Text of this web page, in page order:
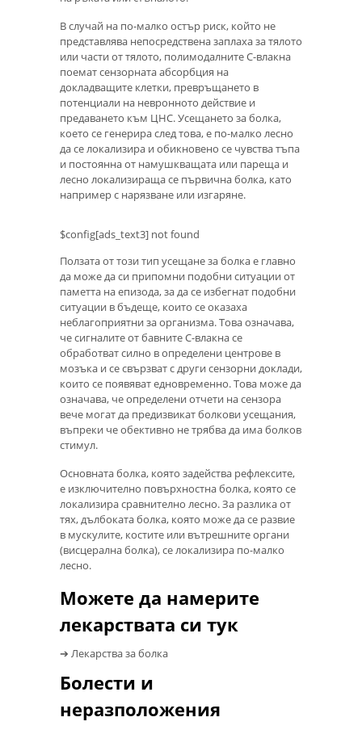
В случай на по-малко остър риск, който не
представлява непосредствена заплаха за тялото
или части от тялото, полимодалните С-влакна
поемат сензорната абсорбция на
докладващите клетки, превръщането в
потенциали на невронното действие и
предаването към ЦНС. Усещането за болка,
което се генерира след това, е по-малко лесно
да се локализира и обикновено се чувства тъпа
и постоянна от намушкващата или пареща и
лесно локализираща се първична болка, като
например с нарязване или изгаряне.
$config[ads_text3] not found
Ползата от този тип усещане за болка е главно
да може да си припомни подобни ситуации от
паметта на епизода, за да се избегнат подобни
ситуации в бъдеще, които се оказаха
неблагоприятни за организма. Това означава,
че сигналите от бавните С-влакна се
обработват силно в определени центрове в
мозъка и се свързват с други сензорни доклади,
които се появяват едновременно. Това може да
означава, че определени отчети на сензора
вече могат да предизвикат болкови усещания,
въпреки че обективно не трябва да има болков
стимул.
Основната болка, която задейства рефлексите,
е изключително повърхностна болка, която се
локализира сравнително лесно. За разлика от
тях, дълбоката болка, която може да се развие
в мускулите, костите или вътрешните органи
(висцерална болка), се локализира по-малко
лесно.
Можете да намерите
лекарствата си тук
➔ Лекарства за болка
Болести и
неразположения